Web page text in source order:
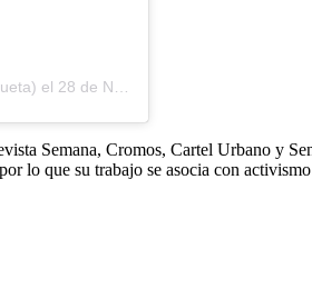
el 28 de Nov de 2019 a las 8:05 PST
Semana, Cromos, Cartel Urbano y
lo que su trabajo se asocia con